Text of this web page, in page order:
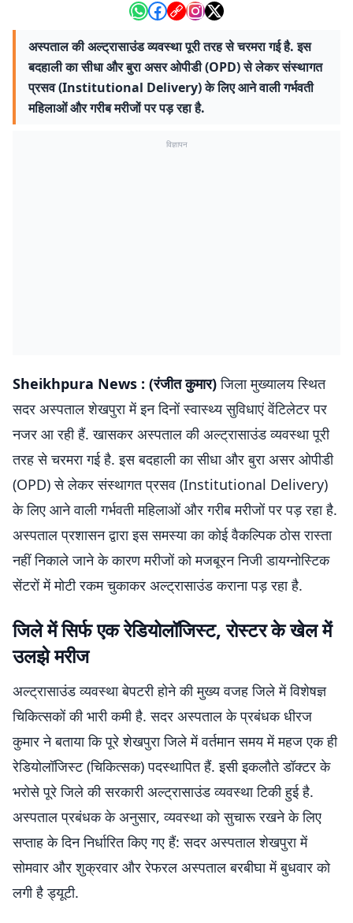
अस्पताल की अल्ट्रासाउंड व्यवस्था पूरी तरह से चरमरा गई है. इस
बदहाली का सीधा और बुरा असर ओपीडी (OPD) से लेकर संस्थागत
प्रसव (Institutional Delivery) के लिए आने वाली गर्भवती
महिलाओं और गरीब मरीजों पर पड़ रहा है.
विज्ञापन
Sheikhpura News : (रंजीत कुमार)जिला मुख्यालय स्थित
सदर अस्पताल शेखपुरा में इन दिनों स्वास्थ्य सुविधाएं वेंटिलेटर पर
नजर आ रही हैं. खासकर अस्पताल की अल्ट्रासाउंड व्यवस्था पूरी
तरह से चरमरा गई है. इस बदहाली का सीधा और बुरा असर ओपीडी
(OPD) से लेकर संस्थागत प्रसव (Institutional Delivery)
के लिए आने वाली गर्भवती महिलाओं और गरीब मरीजों पर पड़ रहा है.
अस्पताल प्रशासन द्वारा इस समस्या का कोई वैकल्पिक ठोस रास्ता
नहीं निकाले जाने के कारण मरीजों को मजबूरन निजी डायग्नोस्टिक
सेंटरों में मोटी रकम चुकाकर अल्ट्रासाउंड कराना पड़ रहा है.
जिले में सिर्फ एक रेडियोलॉजिस्ट, रोस्टर के खेल में
उलझे मरीज
अल्ट्रासाउंड व्यवस्था बेपटरी होने की मुख्य वजह जिले में विशेषज्ञ
चिकित्सकों की भारी कमी है. सदर अस्पताल के प्रबंधक धीरज
कुमार ने बताया कि पूरे शेखपुरा जिले में वर्तमान समय में महज एक ही
रेडियोलॉजिस्ट (चिकित्सक) पदस्थापित हैं. इसी इकलौते डॉक्टर के
भरोसे पूरे जिले की सरकारी अल्ट्रासाउंड व्यवस्था टिकी हुई है.
अस्पताल प्रबंधक के अनुसार, व्यवस्था को सुचारू रखने के लिए
सप्ताह के दिन निर्धारित किए गए हैं: सदर अस्पताल शेखपुरा में
सोमवार और शुक्रवार और रेफरल अस्पताल बरबीघा में बुधवार को
लगी है ड्यूटी.